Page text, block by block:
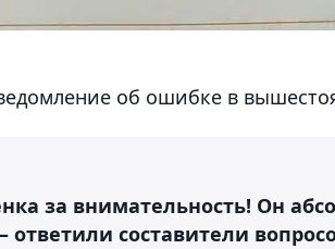
об ошибке в
за внимательность! Он
ответили составители